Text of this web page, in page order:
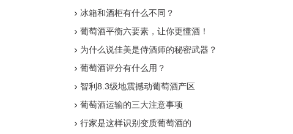
冰箱和酒柜有什么不同？
葡萄酒平衡六要素，让你更懂酒！
为什么说佳美是侍酒师的秘密武器？
葡萄酒评分有什么用？
智利8.3级地震撼动葡萄酒产区
葡萄酒运输的三大注意事项
行家是这样识别变质葡萄酒的